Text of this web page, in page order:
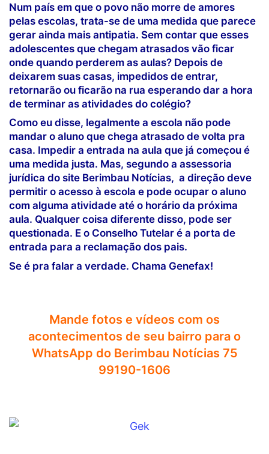
Num país em que o povo não morre de amores
pelas escolas, trata-se de uma medida que parece
gerar ainda mais antipatia. Sem contar que esses
adolescentes que chegam atrasados vão ficar
onde quando perderem as aulas? Depois de
deixarem suas casas, impedidos de entrar,
retornarão ou ficarão na rua esperando dar a hora
de terminar as atividades do colégio?
Como eu disse, legalmente a escola não pode
mandar o aluno que chega atrasado de volta pra
casa. Impedir a entrada na aula que já começou é
uma medida justa. Mas, segundo a assessoria
jurídica do site Berimbau Notícias, a direção deve
permitir o acesso à escola e pode ocupar o aluno
com alguma atividade até o horário da próxima
aula. Qualquer coisa diferente disso, pode ser
questionada. E o Conselho Tutelar é a porta de
entrada para a reclamação dos pais.
Se é pra falar a verdade. Chama Genefax!
Mande fotos e vídeos com os
acontecimentos de seu bairro para o
WhatsApp do Berimbau Notícias 75
99190-1606